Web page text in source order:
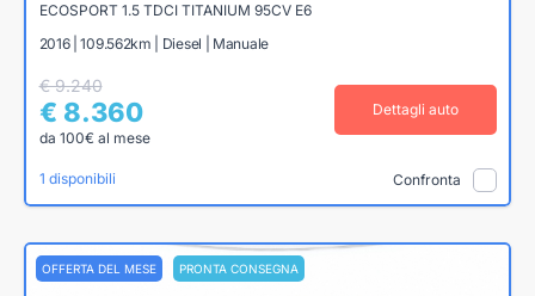
ECOSPORT 1.5 TDCI TITANIUM 95CV E6
2016 | 109.562km | Diesel | Manuale
€ 9.240
€ 8.360
da 100€ al mese
Dettagli auto
1 disponibili Confronta
OFFERTA DEL MESE PRONTA CONSEGNA